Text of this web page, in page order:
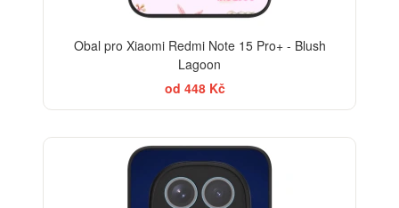
Obal pro Xiaomi Redmi Note 15 Pro+ - Blush
Lagoon
od 448 Kč